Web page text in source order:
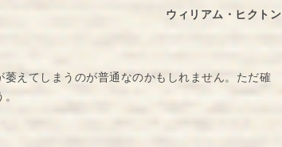
ウィリアム・ヒクトン
えてしまうのが普通なのかもしれません。ただ確